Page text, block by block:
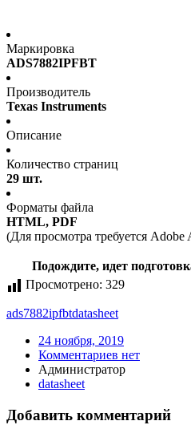
Маркировка
ADS7882IPFBT
Производитель
Texas Instruments
Описание
Количество страниц
29 шт.
Форматы файла
HTML, PDF
(Для просмотра требуется Adobe
Подождите, идет
Просмотрено: 329
ads7882ipfbtdatasheet
24 ноября, 2019
Комментариев нет
Администратор
datasheet
Добавить комментарий